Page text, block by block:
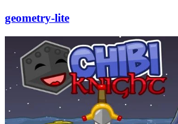
geometry-lite